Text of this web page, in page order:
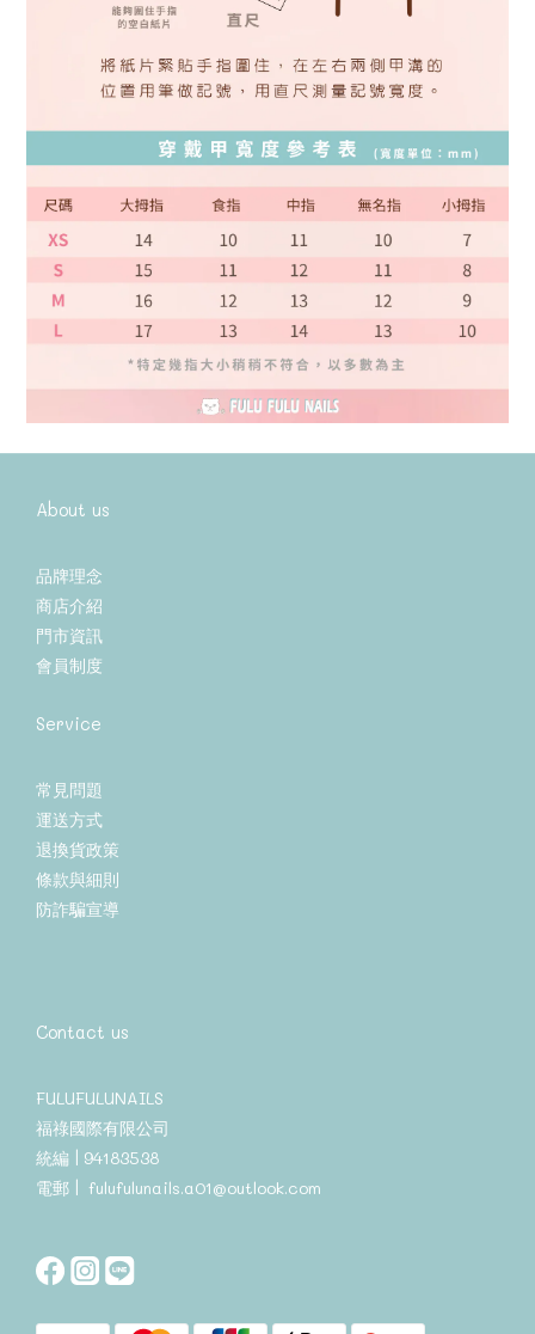
About us
品牌理念
商店介紹
門市資訊
會員制度
Service
常見問題
運送方式
退換貨政策
條款與細則
防詐騙宣導
Contact us
FULUFULUNAILS
福祿國際有限公司
統編 | 94183538
電郵 | fulufulunails.a01@outlook.com